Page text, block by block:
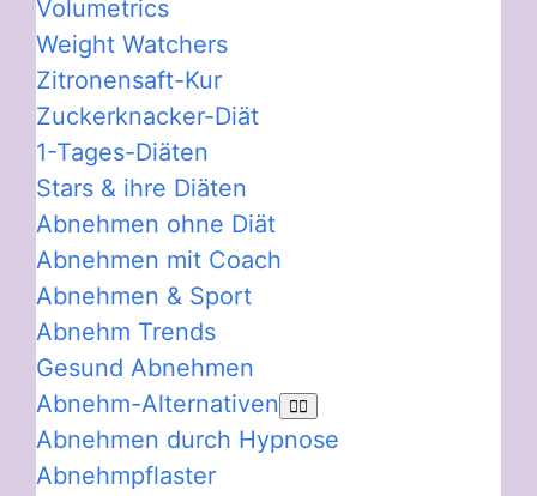
Volumetrics
Weight Watchers
Zitronensaft-Kur
Zuckerknacker-Diät
1-Tages-Diäten
Stars & ihre Diäten
Abnehmen ohne Diät
Abnehmen mit Coach
Abnehmen & Sport
Abnehm Trends
Gesund Abnehmen
Abnehm-Alternativen
Abnehmen durch Hypnose
Abnehmpflaster